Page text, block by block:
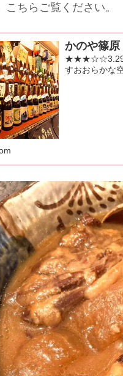
ちらご覧ください。
かのや篠原
★★★☆☆3.29 ■
すおおらかな